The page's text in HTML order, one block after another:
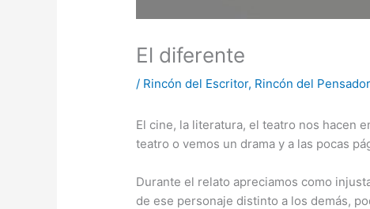
El diferente
/ Rincón del Escritor, Rincón del Pensador
El cine, la literatura, el teatro nos hacen
teatro o vemos un drama y a las pocas
Durante el relato apreciamos como
de ese personaje distinto a los demás,